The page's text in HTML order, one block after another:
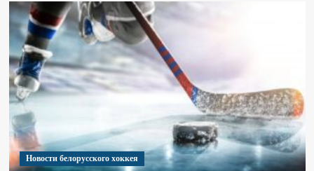
Новости белорусского хоккея